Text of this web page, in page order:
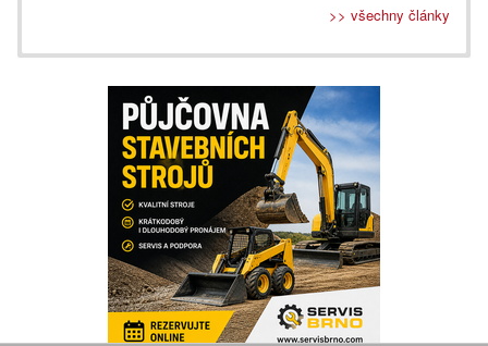
>> všechny články